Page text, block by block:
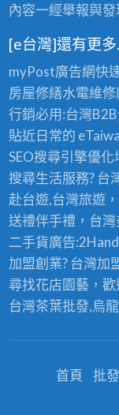
內容一經舉報與
[e台灣]還有更
myPost廣告網快
房屋修繕水電維
行銷必用:台灣B2B
貼近日常的
SEO搜尋引擎優化
搜尋生活服務? 台
赴台遊,台灣旅遊
送禮伴手禮，台灣
二手貨廣告:2Hand
加盟創業? 台灣加
尋找花店園藝，歡
台灣茶葉批發,烏
首頁 批